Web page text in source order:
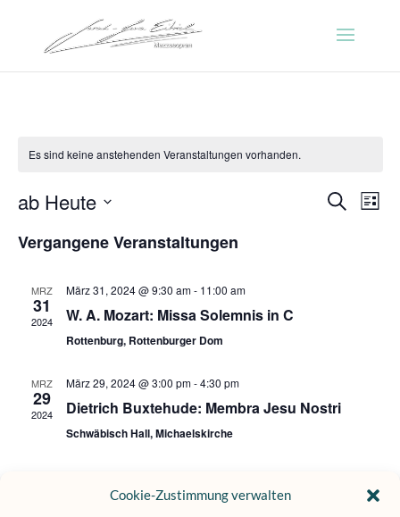
Cookie-Zustimmung verwalten
Es sind keine anstehenden Veranstaltungen vorhanden.
Suche
Liste
ab Heute
wählen.
Vergangene Veranstaltungen
MRZ
31
2024
März 31, 2024 @ 9:30 am- 11:00 am
W. A. Mozart: Missa Solemnis in C
Rottenburg, Rottenburger Dom
MRZ
29
2024
März 29, 2024 @ 3:00 pm-4:30 pm
Dietrich Buxtehude: Membra Jesu Nostri
Schwäbisch Hall, Michaelskirche
Reinhard Keiser: Markus-Passion